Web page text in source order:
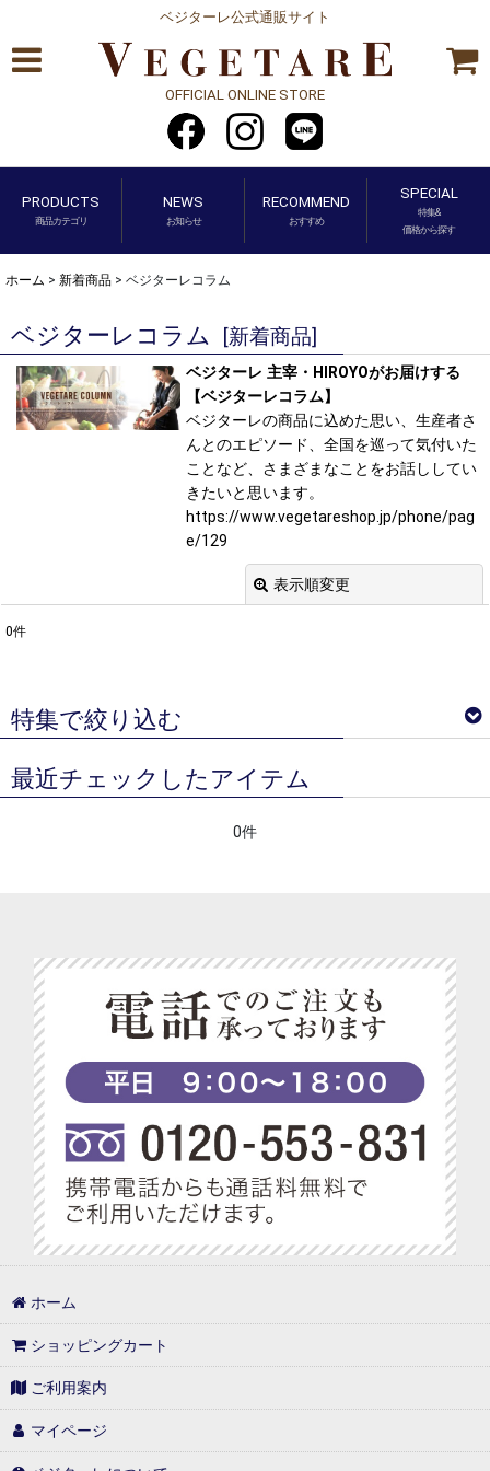
ベジターレ公式通販サイト
OFFICIAL ONLINE STORE
PRODUCTS
商品カテゴリ
NEWS
お知らせ
RECOMMEND
おすすめ
SPECIAL
特集&
価格から探す
ホーム > 新着商品 > ベジターレコラム
ベジターレコラム [新着商品]
ベジターレ 主宰・HIROYOがお届けする
【ベジターレコラム】
ベジターレの商品に込めた思い、生産者さ
んとのエピソード、全国を巡って気付いた
ことなど、さまざまなことをお話ししてい
きたいと思います。
https://www.vegetareshop.jp/phone/pag
e/129
表示順変更
並び順 :
絞り込む
0件
特集で絞り込む
ベジターレ サマーギフトギフト特集
ベジターレ グルテンフリーの米粉スイーツ特集
ベジターレ コーディアル特集
ベジターレ 幸せの缶ケーキ
ベジターレ アレンジレシピ特集
プチギフト特集
べジターレ ノンアルコールスパークリング特集
1,000円以内
1,000円台の可愛いギフト
1,001円〜3,000円
5,001円〜10,000円
最近チェックしたアイテム
0件
ホーム
ショッピングカート
ご利用案内
マイページ